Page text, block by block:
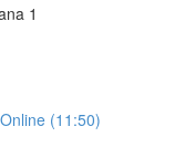
1
(11:50)